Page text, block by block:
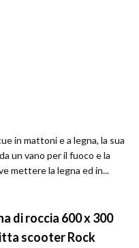
in mattoni e a legna, la sua
un vano per il fuoco e la
mettere la legna ed in...
di roccia 600 x 300
scooter Rock